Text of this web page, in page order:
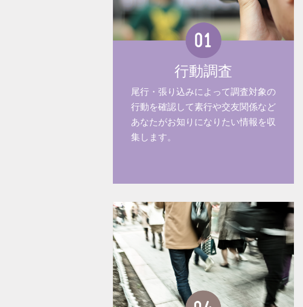
行動調査
尾行・張り込みによって調査対象の
行動を確認して素行や交友関係など
あなたがお知りになりたい情報を収
集します。